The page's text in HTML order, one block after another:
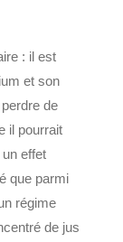
: il est
et son
de
il pourrait
effet
que parmi
régime
de jus